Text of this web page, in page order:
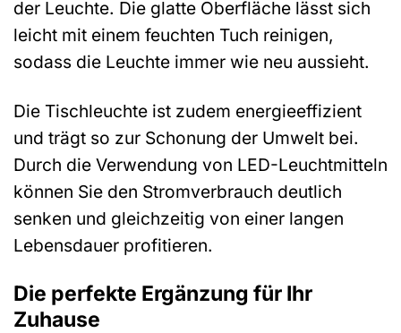
der Leuchte. Die glatte Oberfläche lässt sich
leicht mit einem feuchten Tuch reinigen,
sodass die Leuchte immer wie neu aussieht.
Die Tischleuchte ist zudem energieeffizient
und trägt so zur Schonung der Umwelt bei.
Durch die Verwendung von LED-Leuchtmitteln
können Sie den Stromverbrauch deutlich
senken und gleichzeitig von einer langen
Lebensdauer profitieren.
Die perfekte Ergänzung für Ihr
Zuhause